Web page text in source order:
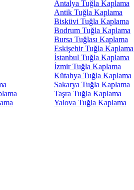
Antalya Tuğla Kaplama
Antik Tuğla Kaplama
Bisküvi Tuğla Kaplama
Bodrum Tuğla Kaplama
Bursa Tuğlası Kaplama
Eskişehir Tuğla Kaplama
İstanbul Tuğla Kaplama
İzmir Tuğla Kaplama
Kütahya Tuğla Kaplama
Sakarya Tuğla Kaplama
Taşra Tuğla Kaplama
Yalova Tuğla Kaplama